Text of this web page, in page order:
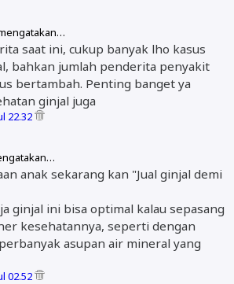
saat ini, cukup banyak lho kasus
bahkan jumlah penderita penyakit
bertambah. Penting banget ya
ginjal juga
22.32
anak sekarang kan "Jual ginjal demi
ginjal ini bisa optimal kalau sepasang
kesehatannya, seperti dengan
asupan air mineral yang
02.52